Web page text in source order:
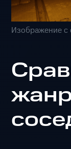
Изображение с